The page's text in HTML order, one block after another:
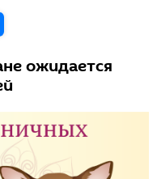
ожидается